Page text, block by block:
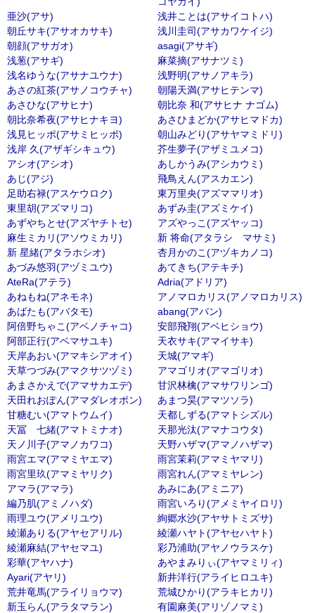
亜沙(アサ)
浅井ことは(アサイコトハ)
朝丘サキ(アサオカサキ)
浅川圭司(アサカワケイジ)
朝顔(アサガオ)
asagi(アサギ)
浅葱(アサギ)
麻菜摘(アサナツミ)
浅名ゆうな(アサナユウナ)
浅野明(アサノアキラ)
あさの紅茶(アサノコウチャ)
朝陽天満(アサヒテンマ)
あさひな(アサヒナ)
朝比奈 和(アサヒナ ナゴム)
朝比奈希夜(アサヒナキヨ)
あさひまどか(アサヒマドカ)
浅見ヒッポ(アサミヒッポ)
朝山みどり(アサヤマミドリ)
浅岸 久(アザギシキュウ)
芥生夢子(アザミユメコ)
アシオ(アシオ)
あしかうみ(アシカウミ)
あじ(アジ)
飛鳥えん(アスカエン)
足助右禄(アスケウロク)
東万里央(アズママリオ)
東里胡(アズマリコ)
あずみ圭(アズミケイ)
あずやちとせ(アズヤチトセ)
アズやっこ(アズヤッコ)
麻生ミカリ(アソウミカリ)
新 将命(アタラシ マサミ)
新 星緒(アタラホシオ)
杏月かのこ(アヅキカノコ)
あづみ悠羽(アヅミユウ)
あてきち(アテキチ)
AteRa(アテラ)
Adria(アドリア)
あねもね(アネモネ)
アノマロカリス(アノマロカリス)
あばたも(アバタモ)
abang(アバン)
阿倍野ちゃこ(アベノチャコ)
安部飛翔(アベヒショウ)
阿部正行(アベマサユキ)
天衣サキ(アマイサキ)
天岸あおい(アマキシアオイ)
天城(アマギ)
天草つづみ(アマクサツヅミ)
アマゴリオ(アマゴリオ)
あまさかえで(アマサカエデ)
甘沢林檎(アマサワリンゴ)
天田れおぽん(アマダレオポン)
あまつ昊(アマツソラ)
甘糖むい(アマトウムイ)
天都しずる(アマトシズル)
天冨 七緒(アマトミナオ)
天那光汰(アマナコウタ)
天ノ川子(アマノカワコ)
天野ハザマ(アマノハザマ)
雨宮エマ(アマミヤエマ)
雨宮茉莉(アマミヤマリ)
雨宮里玖(アマミヤリク)
雨宮れん(アマミヤレン)
アマラ(アマラ)
あみにあ(アミニア)
編乃肌(アミノハダ)
雨宮いろり(アメミヤイロリ)
雨理ユウ(アメリユウ)
絢郷水沙(アヤサトミズサ)
綾瀬ありる(アヤセアリル)
綾瀬ハヤト(アヤセハヤト)
綾瀬麻結(アヤセマユ)
彩乃浦助(アヤノウラスケ)
彩華(アヤハナ)
あやまみりぃ(アヤマミリィ)
Ayari(アヤリ)
新井洋行(アライヒロユキ)
荒井竜馬(アライリョウマ)
荒城ひかり(アラキヒカリ)
新玉らん(アラタマラン)
有園麻美(アリゾノマミ)